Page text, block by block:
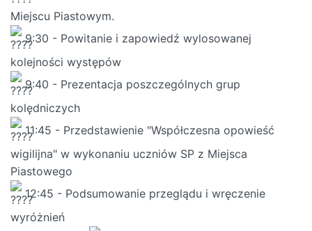
Miejscu Piastowym.
9:30 - Powitanie i zapowiedź wylosowanej
kolejności występów
9:40 - Prezentacja poszczególnych grup
kolędniczych
11:45 - Przedstawienie "Współczesna opowieść
wigilijna" w wykonaniu uczniów SP z Miejsca
Piastowego
12:45 - Podsumowanie przeglądu i wręczenie
wyróżnień